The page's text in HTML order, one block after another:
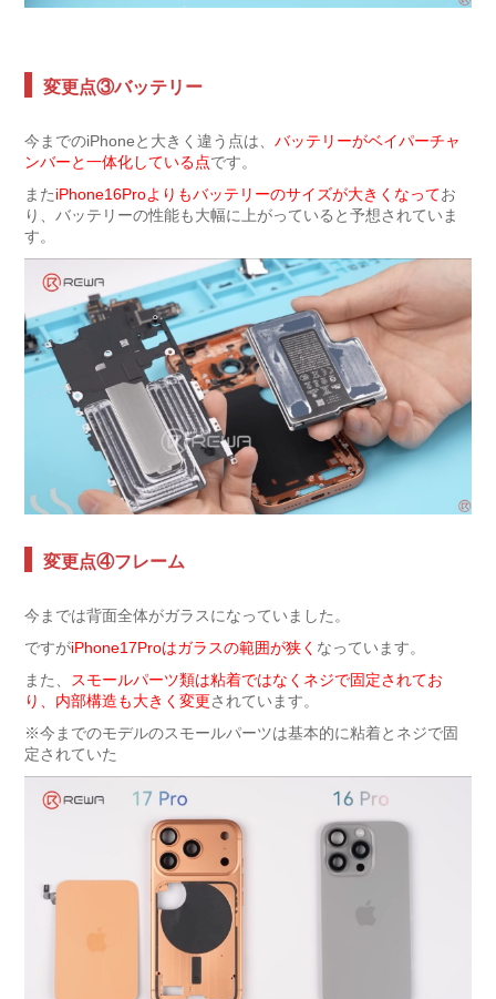
変更点③バッテリー
今までのiPhoneと大きく違う点は、 バッテリーがベイパーチャ
ンバーと一体化している点です。
またiPhone16Proよりもバッテリーのサイズが大きくなってお
り、バッテリーの性能も大幅に上がっていると予想されていま
す。
変更点④フレーム
今までは背面全体がガラスになっていました。
ですがiPhone17Proはガラスの範囲が狭く なっています。
また、
スモールパーツ類は粘着ではなくネジで固定されてお
り、内部構造も大きく変更されています。
※今までのモデルのスモールパーツは基本的に粘着とネジで固
定されていた